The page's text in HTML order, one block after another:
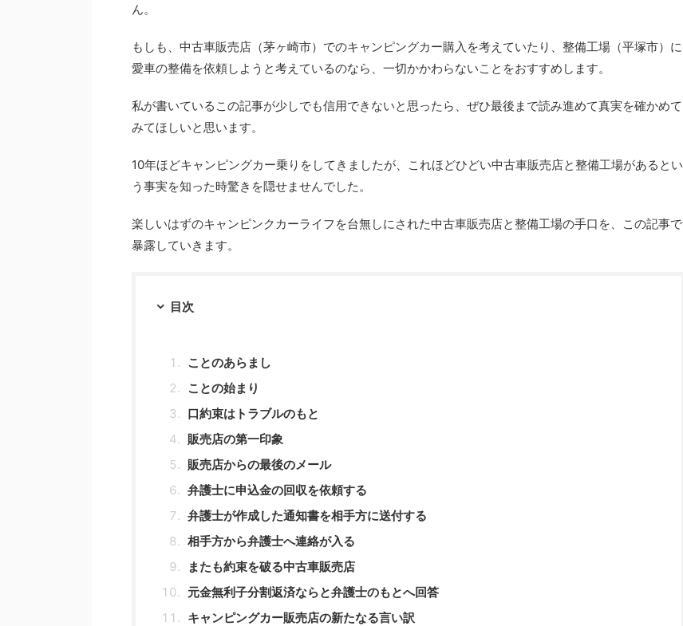
ん。
もしも、中古車販売店（茅ヶ崎市）でのキャンピングカー購入を考えていたり、整備工場（平塚市）に
愛車の整備を依頼しようと考えているのなら、一切かかわらないことをおすすめします。
私が書いているこの記事が少しでも信用できないと思ったら、ぜひ最後まで読み進めて真実を確かめて
みてほしいと思います。
10年ほどキャンピングカー乗りをしてきましたが、これほどひどい中古車販売店と整備工場があるとい
う事実を知った時驚きを隠せませんでした。
楽しいはずのキャンピンクカーライフを台無しにされた中古車販売店と整備工場の手口を、この記事で
暴露していきます。
目次
ことのあらまし
ことの始まり
口約束はトラブルのもと
販売店の第一印象
販売店からの最後のメール
弁護士に申込金の回収を依頼する
弁護士が作成した通知書を相手方に送付する
相手方から弁護士へ連絡が入る
またも約束を破る中古車販売店
元金無利子分割返済ならと弁護士のもとへ回答
キャンピングカー販売店の新たなる言い訳